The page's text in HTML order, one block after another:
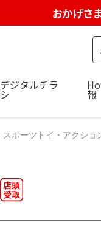
おかげさ
デジタルチラ
シ 報
スポーツトイ・アクショ